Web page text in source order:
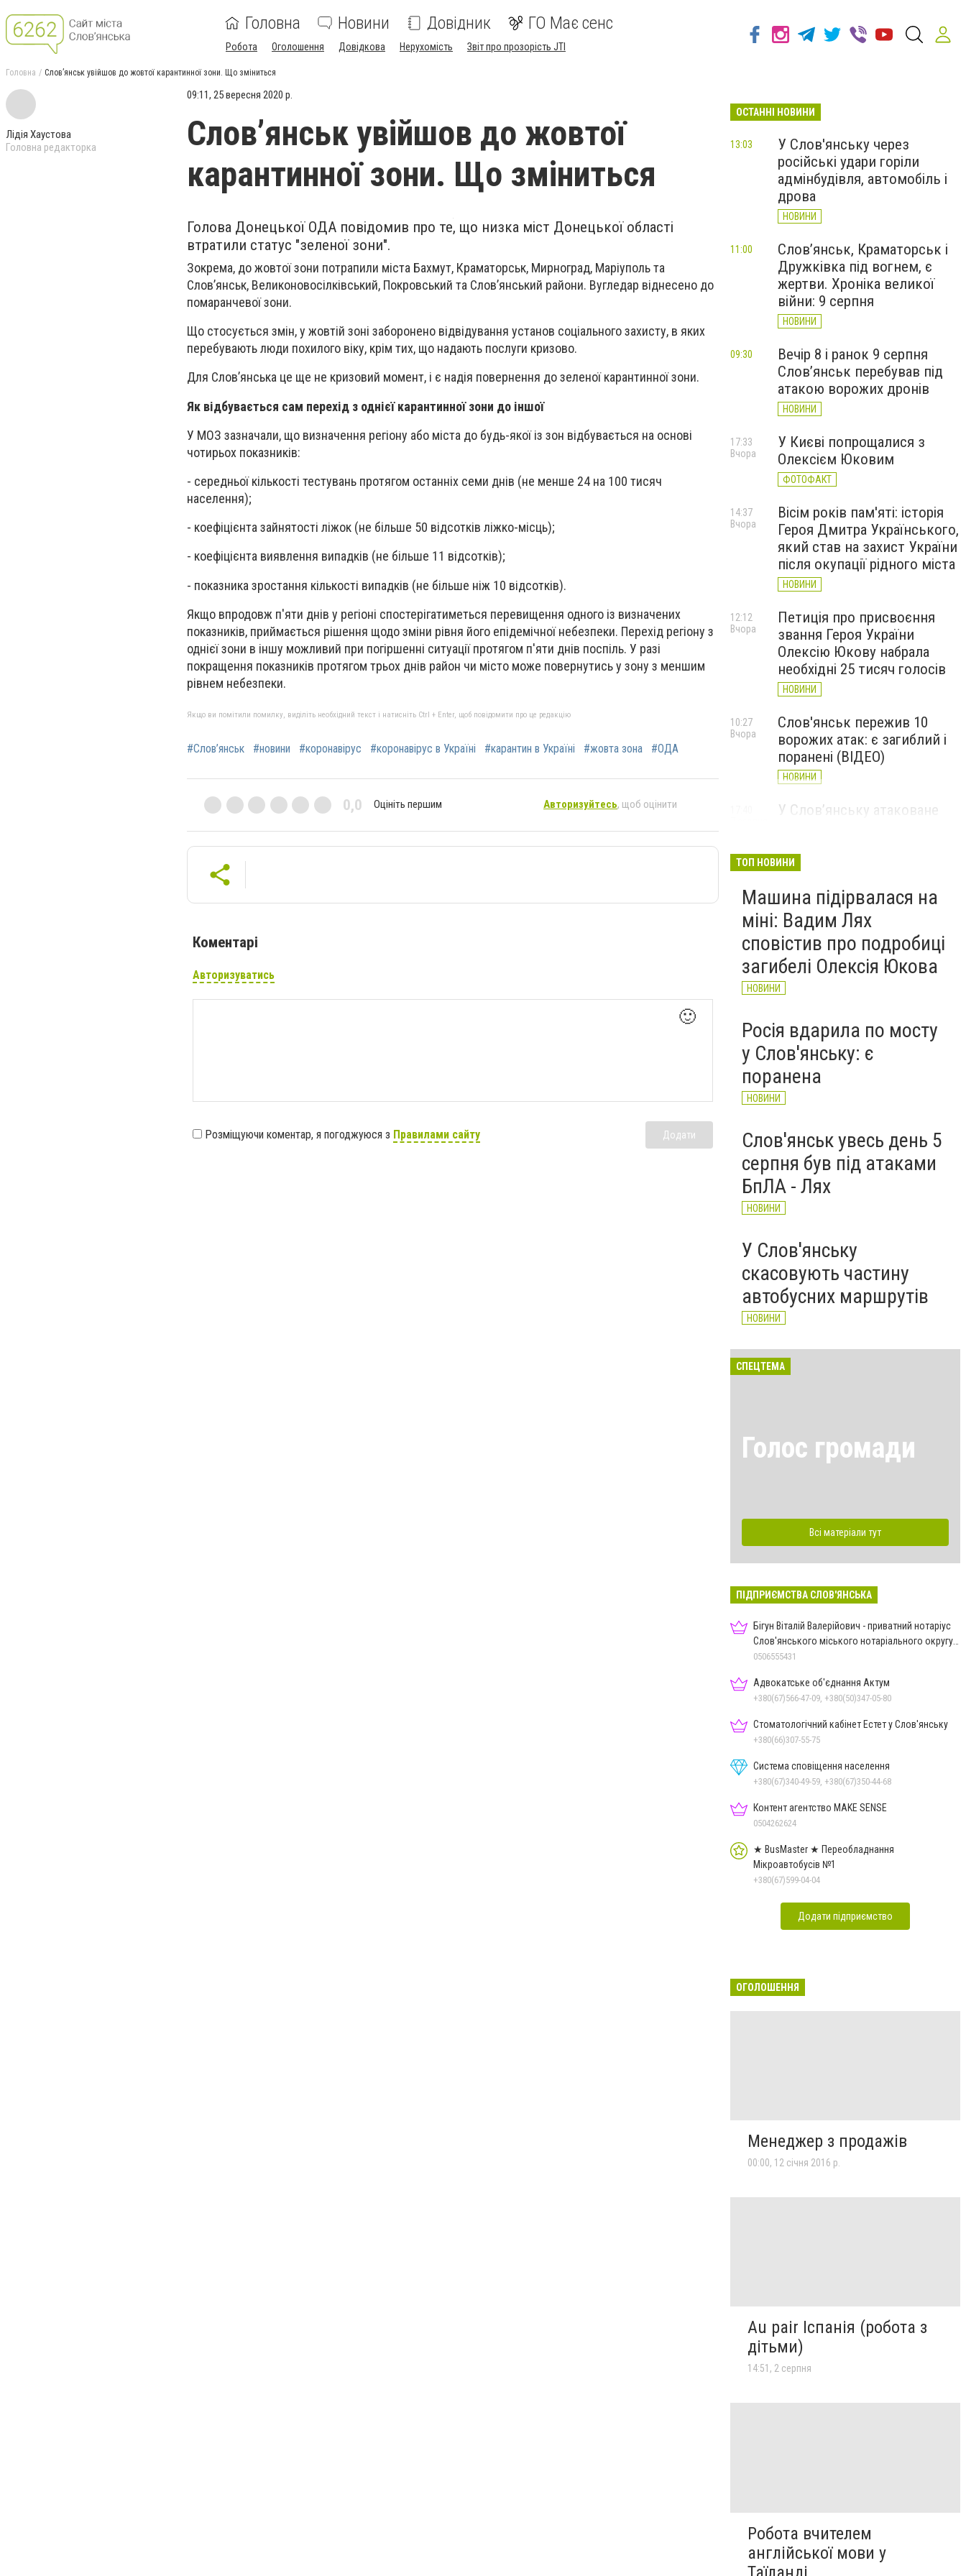
Головна Новини Довідник ГО Має сенс
Робота Оголошення Довідкова Нерухомість Звіт про прозорість JTI
Головна Слов’янськ увійшов до жовтої карантинної зони. Що зміниться
Лідія Хаустова
Головна редакторка
09:11, 25 вересня 2020 р.
Слов’янськ увійшов до жовтої
карантинної зони. Що зміниться
Голова Донецької ОДА повідомив про те, що низка міст Донецької області
втратили статус "зеленої зони".
Зокрема, до жовтої зони потрапили міста Бахмут, Краматорськ, Мирноград, Маріуполь та
Слов’янськ, Великоновосілківський, Покровський та Слов’янський райони. Вугледар віднесено до
помаранчевої зони.
Що стосується змін, у жовтій зоні заборонено відвідування установ соціального захисту, в яких
перебувають люди похилого віку, крім тих, що надають послуги кризово.
Для Слов’янська це ще не кризовий момент, і є надія повернення до зеленої карантинної зони.
Як відбувається сам перехід з однієї карантинної зони до іншої
У МОЗ зазначали, що визначення регіону або міста до будь-якої із зон відбувається на основі
чотирьох показників:
- середньої кількості тестувань протягом останніх семи днів (не менше 24 на 100 тисяч
населення);
- коефіцієнта зайнятості ліжок (не більше 50 відсотків ліжко-місць);
- коефіцієнта виявлення випадків (не більше 11 відсотків);
- показника зростання кількості випадків (не більше ніж 10 відсотків).
Якщо впродовж п'яти днів у регіоні спостерігатиметься перевищення одного із визначених
показників, приймається рішення щодо зміни рівня його епідемічної небезпеки. Перехід регіону з
однієї зони в іншу можливий при погіршенні ситуації протягом п'яти днів поспіль. У разі
покращення показників протягом трьох днів район чи місто може повернутись у зону з меншим
рівнем небезпеки.
Якщо ви помітили помилку, виділіть необхідний текст і натисніть Ctrl + Enter, щоб повідомити про це редакцію
#Слов’янськ #новини #коронавірус #коронавірус в Україні #карантин в Україні #жовта зона #ОДА
0,0 Оцініть першим Авторизуйтесь, щоб оцінити
Коментарі
Авторизуватись
🙂
Розміщуючи коментар, я погоджуюся з Правилами сайту Додати
ОСТАННІ НОВИНИ
У Слов'янську через
російські удари горіли
адмінбудівля, автомобіль і
дрова
НОВИНИ
13:03
Слов’янськ, Краматорськ і
Дружківка під вогнем, є
жертви. Хроніка великої
війни: 9 серпня
НОВИНИ
11:00
Вечір 8 і ранок 9 серпня
Слов’янськ перебував під
атакою ворожих дронів
НОВИНИ
09:30
У Києві попрощалися з
Олексієм Юковим
ФОТОФАКТ
17:33
Вчора
Вісім років пам'яті: історія
Героя Дмитра Українського,
який став на захист України
після окупації рідного міста
НОВИНИ
14:37
Вчора
Петиція про присвоєння
звання Героя України
Олексію Юкову набрала
необхідні 25 тисяч голосів
НОВИНИ
12:12
Вчора
Слов'янськ пережив 10
ворожих атак: є загиблий і
поранені (ВІДЕО)
НОВИНИ
10:27
Вчора
У Слов’янську атаковане
НОВИНИ
ТОП НОВИНИ
Машина підірвалася на
міні: Вадим Лях
сповістив про подробиці
загибелі Олексія Юкова
НОВИНИ
Росія вдарила по мосту
у Слов'янську: є
поранена
НОВИНИ
Слов'янськ увесь день 5
серпня був під атаками
БпЛА - Лях
НОВИНИ
У Слов'янську
скасовують частину
автобусних маршрутів
НОВИНИ
СПЕЦТЕМА
Голос громади
Всі матеріали тут
ПІДПРИЄМСТВА СЛОВ'ЯНСЬКА
Бігун Віталій Валерійович - приватний нотаріус
Слов'янського міського нотаріального округу
Дон.обл.
0506555431
Адвокатське об'єднання Актум
+380(67)566-47-09, +380(50)347-05-80
Стоматологічний кабінет Естет у Слов'янську
+380(66)307-55-75
Система сповіщення населення
+380(67)340-49-59, +380(67)350-44-68
Контент агентство MAKE SENSE
0504262624
★ BusMaster ★ Переобладнання
Мікроавтобусів №1
+380(67)599-04-04
Додати підприємство
ОГОЛОШЕННЯ
Менеджер з продажів
00:00, 12 січня 2016 р.
Au pair Іспанія (робота з
дітьми)
14:51, 2 серпня
Робота вчителем
англійської мови у